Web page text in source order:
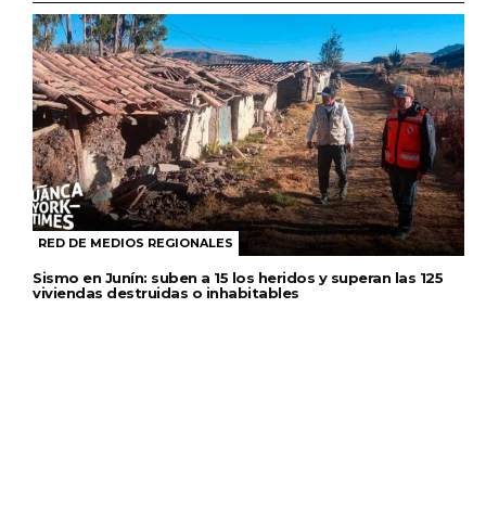
RED DE MEDIOS REGIONALES
Sismo en Junín: suben a 15 los heridos y superan las 125
viviendas destruidas o inhabitables